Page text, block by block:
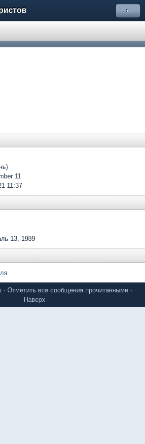
»
11
11:37
13, 1989
· Отметить все сообщения прочитанными ·
Наверх